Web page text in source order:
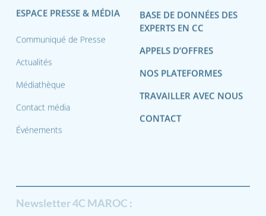
ESPACE PRESSE & MÉDIA
Communiqué de Presse
Actualités
Médiathèque
Contact média
Événements
BASE DE DONNÉES DES
EXPERTS EN CC
APPELS D’OFFRES
NOS PLATEFORMES
TRAVAILLER AVEC NOUS
CONTACT